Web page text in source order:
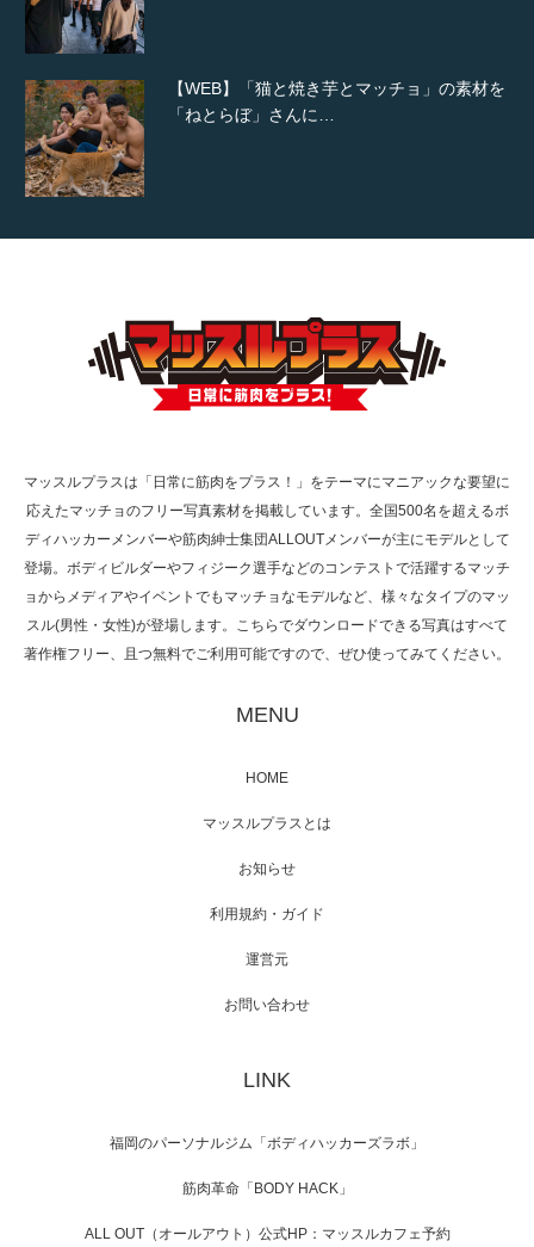
【WEB】「猫と焼き芋とマッチョ」の素材を
「ねとらぼ」さんに…
【TV】TBS番組「ひるおび」にてマッスルプ
ラスが紹介されま…
で紹介さ…
映画「黄金泥棒」へマッスルプラスメンバー
映画「メカバース」舞台挨拶へマッスルプラ
ルプ…
マッスルプラスは「日常に筋肉をプラス！」をテーマにマニアックな要望に
応えたマッチョのフリー写真素材を掲載しています。全国500名を超えるボ
ディハッカーメンバーや筋肉紳士集団ALLOUTメンバーが主にモデルとして
登場。ボディビルダーやフィジーク選手などのコンテストで活躍するマッチ
ョからメディアやイベントでもマッチョなモデルなど、様々なタイプのマッ
スル(男性・女性)が登場します。こちらでダウンロードできる写真はすべて
著作権フリー、且つ無料でご利用可能ですので、ぜひ使ってみてください。
MENU
HOME
マッスルプラスとは
お知らせ
利用規約・ガイド
運営元
お問い合わせ
LINK
福岡のパーソナルジム「ボディハッカーズラボ」
筋肉革命「BODY HACK」
ALL OUT（オールアウト）公式HP：マッスルカフェ予約